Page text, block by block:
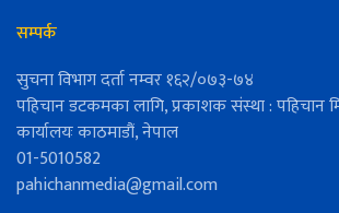
सम्पर्क
सुचना विभाग दर्ता नम्वर १६२/०७३-७४
पहिचान डटकमका लागि, प्रकाशक संस्था : पहिचान
कार्यालयः काठमाडौं, नेपाल
01-5010582
pahichanmedia@gmail.com